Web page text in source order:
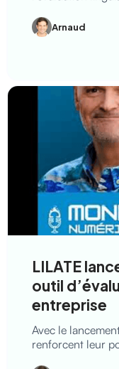
Arnaud
LILATE
outil
entreprise
Avec le
renforcent leur